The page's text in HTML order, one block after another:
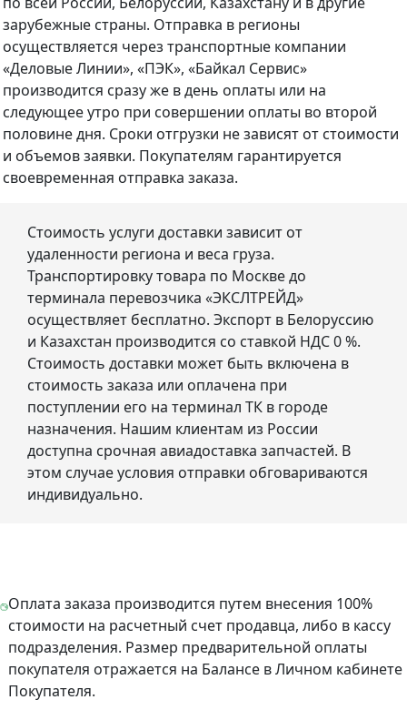
зарубежные страны. Отправка в регионы
осуществляется через транспортные компании
«Деловые Линии», «ПЭК», «Байкал Сервис»
производится сразу же в день оплаты или на
следующее утро при совершении оплаты во второй
половине дня. Сроки отгрузки не зависят от стоимости
и объемов заявки. Покупателям гарантируется
своевременная отправка заказа.
Стоимость услуги доставки зависит от
удаленности региона и веса груза.
Транспортировку товара по Москве до
терминала перевозчика «ЭКСЛТРЕЙД»
осуществляет бесплатно. Экспорт в Белоруссию
и Казахстан производится со ставкой НДС 0 %.
Стоимость доставки может быть включена в
стоимость заказа или оплачена при
поступлении его на терминал ТК в городе
назначения. Нашим клиентам из России
доступна срочная авиадоставка запчастей. В
этом случае условия отправки обговариваются
индивидуально.
Оплата заказа производится путем внесения 100%
стоимости на расчетный счет продавца, либо в кассу
подразделения. Размер предварительной оплаты
покупателя отражается на Балансе в Личном кабинете
Покупателя.